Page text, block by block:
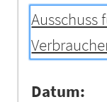
Ausschuss
Datum: